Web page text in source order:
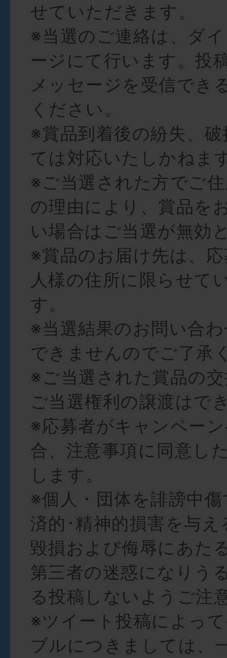
せていただきます。
※当選のご連絡は、ダ
ージにて行います。投
メッセージを受信でき
ください。
※賞品到着後の紛失、
ては対応いたしかねま
※ご当選された方でご
の理由により、賞品を
い場合はご当選が無効
※賞品のお届け先は、
人様の住所に限らせて
す。
※当選結果のお問い合
できませんのでご了承
※ご当選された賞品の
ご当選権利の譲渡はで
※応募者がキャンペー
合、注意事項に同意し
します。
※個人・団体を誹謗中
済的･精神的損害を与
毀損および侮辱にあた
第三者の迷惑になりう
る投稿しないようご注
※ツイート投稿によっ
ブルにつきましては、